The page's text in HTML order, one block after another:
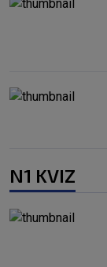
N1 KVIZ